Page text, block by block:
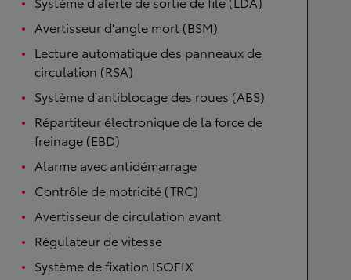
Avertisseur d'angle mort (BSM)
Lecture automatique des panneaux de
circulation (RSA)
Système d'antiblocage des roues (ABS)
Répartiteur électronique de la force de
freinage (EBD)
Alarme avec antidémarrage
Contrôle de motricité (TRC)
Avertisseur de circulation avant
Régulateur de vitesse
Système de fixation ISOFIX